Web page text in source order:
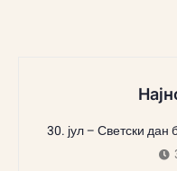
30. јул – Светски